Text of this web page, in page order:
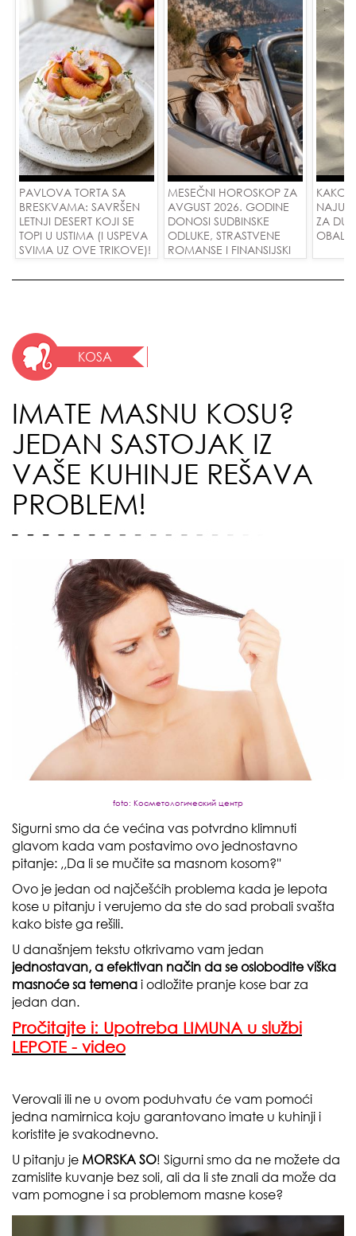
PAVLOVA TORTA SA
BRESKVAMA: SAVRŠEN
LETNJI DESERT KOJI SE
TOPI U USTIMA (I USPEVA
SVIMA UZ OVE TRIKOVE)!
MESEČNI HOROSKOP ZA
AVGUST 2026. GODINE
DONOSI SUDBINSKE
ODLUKE, STRASTVENE
ROMANSE I FINANSIJSKI
KAKO
ZA
KOSA
IMATE MASNU KOSU?
JEDAN SASTOJAK IZ
VAŠE KUHINJE REŠAVA
PROBLEM!
foto: Косметологический центр
Sigurni smo da će većina vas potvrdno klimnuti
glavom kada vam postavimo ovo jednostavno
pitanje: ,,Da li se mučite sa masnom kosom?''
Ovo je jedan od najčešćih problema kada je lepota
kose u pitanju i verujemo da ste do sad probali svašta
kako biste ga rešili.
U današnjem tekstu otkrivamo vam jedan
jednostavan, a efektivan način da se oslobodite viška
masnoće sa temena i odložite pranje kose bar za
jedan dan.
Pročitajte i: Upotreba LIMUNA u službi
LEPOTE - video
Verovali ili ne u ovom poduhvatu će vam pomoći
jedna namirnica koju garantovano imate u kuhinji i
koristite je svakodnevno.
U pitanju je MORSKA SO! Sigurni smo da ne možete da
zamislite kuvanje bez soli, ali da li ste znali da može da
vam pomogne i sa problemom masne kose?